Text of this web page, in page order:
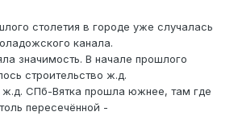
столетия в городе уже случалась
канала.
значимость. В начале прошлого
строительство ж.д.
СПб-Вятка прошла южнее, там где
пересечённой -